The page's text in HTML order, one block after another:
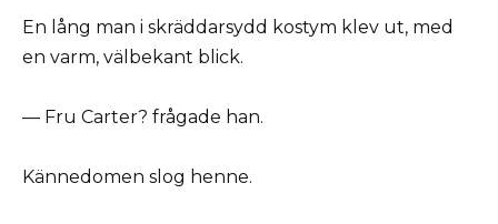
En lång man i skräddarsydd kostym klev ut, med
en varm, välbekant blick.
— Fru Carter? frågade han.
Kännedomen slog henne.